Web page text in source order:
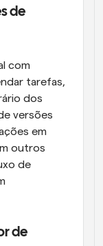
de
com
tarefas,
dos
versões
em
outros
de
de